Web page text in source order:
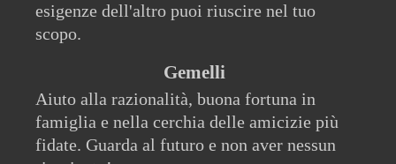
esigenze dell'altro puoi riuscire nel tuo
scopo.
Gemelli
Aiuto alla razionalità, buona fortuna in
famiglia e nella cerchia delle amicizie più
fidate. Guarda al futuro e non aver nessun